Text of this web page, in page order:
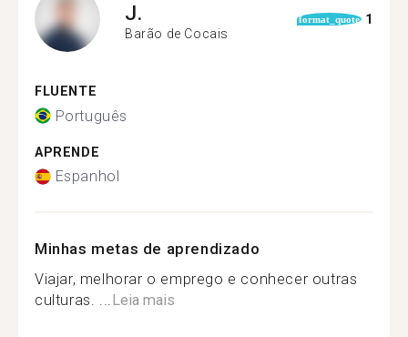
J.
Barão de Cocais
format_quote 1
FLUENTE
Português
APRENDE
Espanhol
Minhas metas de aprendizado
Viajar, melhorar o emprego e conhecer outras
culturas. ...Leia mais